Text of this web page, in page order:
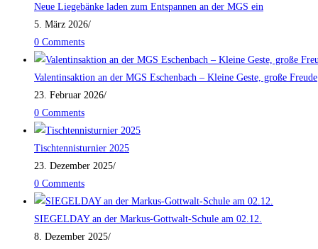
Neue Liegebänke laden zum Entspannen an der MGS ein
5. März 2026/
0 Comments
Valentinsaktion an der MGS Eschenbach – Kleine Geste, große Freude
23. Februar 2026/
0 Comments
Tischtennisturnier 2025
23. Dezember 2025/
0 Comments
SIEGELDAY an der Markus-Gottwalt-Schule am 02.12.
8. Dezember 2025/